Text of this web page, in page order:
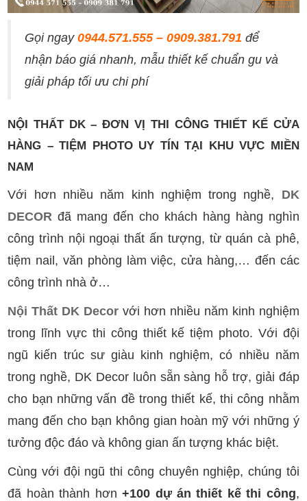
Gọi ngay0944.571.555 – 0909.381.791 để
nhận báo giá nhanh, mẫu thiết kế chuẩn gu và
giải pháp tối ưu chi phí
NỘI THẤT DK – ĐƠN VỊ THI CÔNG THIẾT KẾ CỬA
HÀNG – TIỆM PHOTO UY TÍN TẠI KHU VỰC MIỀN
NAM
Với hơn nhiều năm kinh nghiệm trong nghề, DK
DECOR đã mang đến cho khách hàng hàng nghìn
công trình nội ngoại thất ấn tượng, từ quán cà phê,
tiệm nail, văn phòng làm việc, cửa hàng,… đến các
công trình nhà ở…
Nội Thất DK Decor với hơn nhiều năm kinh nghiệm
trong lĩnh vực thi công thiết kế tiệm photo. Với đội
ngũ kiến trúc sư giàu kinh nghiệm, có nhiều năm
trong nghề, DK Decor luôn sẵn sàng hỗ trợ, giải đáp
cho bạn những vấn đề trong thiết kế, thi công nhằm
mang đến cho bạn không gian hoàn mỹ với những ý
tưởng độc đáo và không gian ấn tượng khác biệt.
Cùng với đội ngũ thi công chuyên nghiệp, chúng tôi
đã hoàn thành hơn+100 dự án thiết kế thi công,